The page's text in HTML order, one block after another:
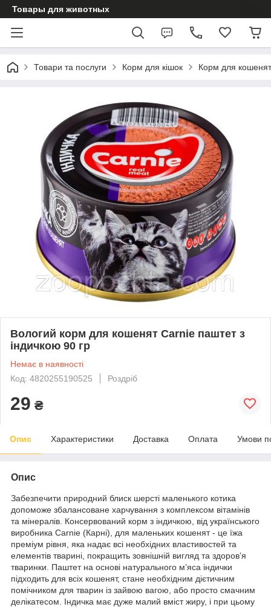
Товары для животных
Товари та послуги Корм для кішок Корм для кошенят
Вологий корм для кошенят Carnie паштет з
індичкою 90 гр
Немає в наявності
Код: 4820255190525
Роздріб
29 ₴
Опис Характеристики Доставка Оплата Умови
Опис
Забезпечити природний блиск шерсті маленького котика
допоможе збалансоване харчування з комплексом вітамінів
та мінералів. Консервований корм з індичкою, від українського
виробника Carnie (Карні), для маленьких кошенят - це їжа
преміум рівня, яка надає всі необхідних властивостей та
елементів тварині, покращить зовнішній вигляд та здоров’я
тваринки. Паштет на основі натурального м’яса індички
підходить для всіх кошенят, стане необхідним дієтичним
помічником для тварин із зайвою вагою, або просто смачним
делікатесом. Індичка має дуже малий вміст жиру, і при цьому